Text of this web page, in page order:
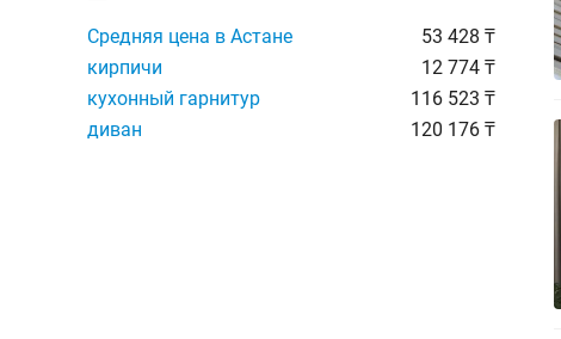
Средняя цена в Астане
53 428 ₸
кирпичи
12 774 ₸
кухонный гарнитур
116 523 ₸
диван
120 176 ₸